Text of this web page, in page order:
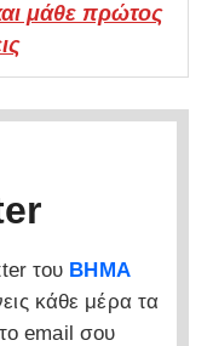
μάθε πρώτος
του ΒΗΜΑ
κάθε μέρα τα
email σου